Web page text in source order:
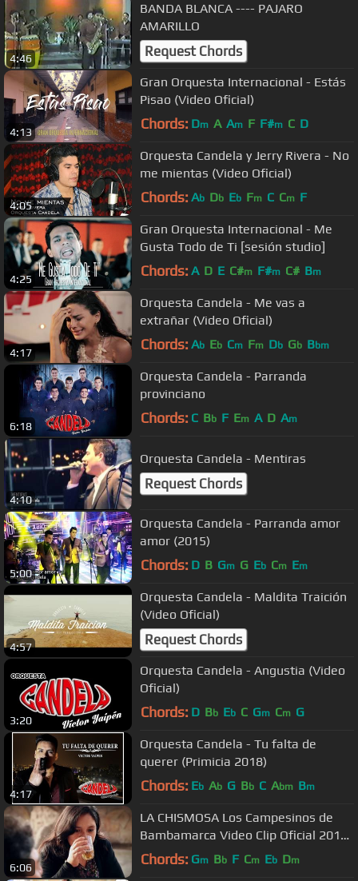
4:46
BANDA BLANCA ---- PAJARO
AMARILLO
Request Chords
4:13
Gran Orquesta Internacional - Estás
Pisao (Video Oficial)
Chords: Dm A Am F F#m C D
4:05
Orquesta Candela y Jerry Rivera - No
me mientas (Video Oficial)
Chords: Ab Db Eb Fm C Cm F
4:25
Gran Orquesta Internacional - Me
Gusta Todo de Ti [sesión studio]
Chords: A D E C#m F#m C# Bm
4:17
Orquesta Candela - Me vas a
extrañar (Video Oficial)
Chords: Ab Eb Cm Fm Db Gb Bbm
6:18
Orquesta Candela - Parranda
provinciano
Chords: C Bb F Em A D Am
4:10
Orquesta Candela - Mentiras
Request Chords
5:00
Orquesta Candela - Parranda amor
amor (2015)
Chords: D B Gm G Eb Cm Em
4:57
Orquesta Candela - Maldita Traición
(Video Oficial)
Request Chords
3:20
Orquesta Candela - Angustia (Video
Oficial)
Chords: D Bb Eb C Gm Cm G
4:17
Orquesta Candela - Tu falta de
querer (Primicia 2018)
Chords: Eb Ab G Bb C Abm Bm
6:06
LA CHISMOSA Los Campesinos de
Bambamarca Video Clip Oficial 2016
HD
Chords: Gm Bb F Cm Eb Dm